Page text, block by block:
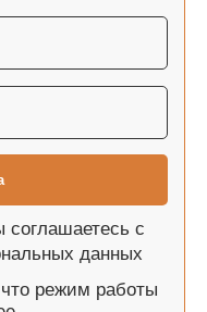
соглашаетесь с
данных
режим работы